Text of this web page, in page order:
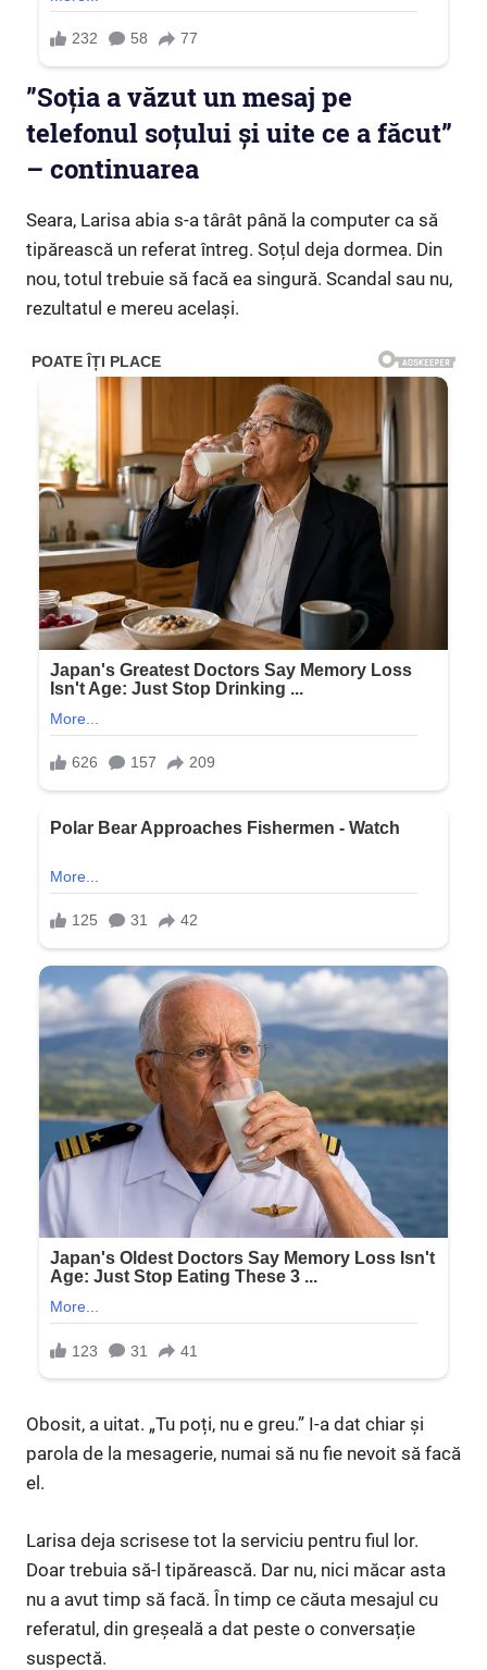
”Soția a văzut un mesaj pe
telefonul soțului și uite ce a făcut”
– continuarea
Seara, Larisa abia s-a târât până la computer ca să
tipărească un referat întreg. Soțul deja dormea. Din
nou, totul trebuie să facă ea singură. Scandal sau nu,
rezultatul e mereu același.
Obosit, a uitat. „Tu poți, nu e greu.” I-a dat chiar și
parola de la mesagerie, numai să nu fie nevoit să facă
el.
Larisa deja scrisese tot la serviciu pentru fiul lor.
Doar trebuia să-l tipărească. Dar nu, nici măcar asta
nu a avut timp să facă. În timp ce căuta mesajul cu
referatul, din greșeală a dat peste o conversație
suspectă.